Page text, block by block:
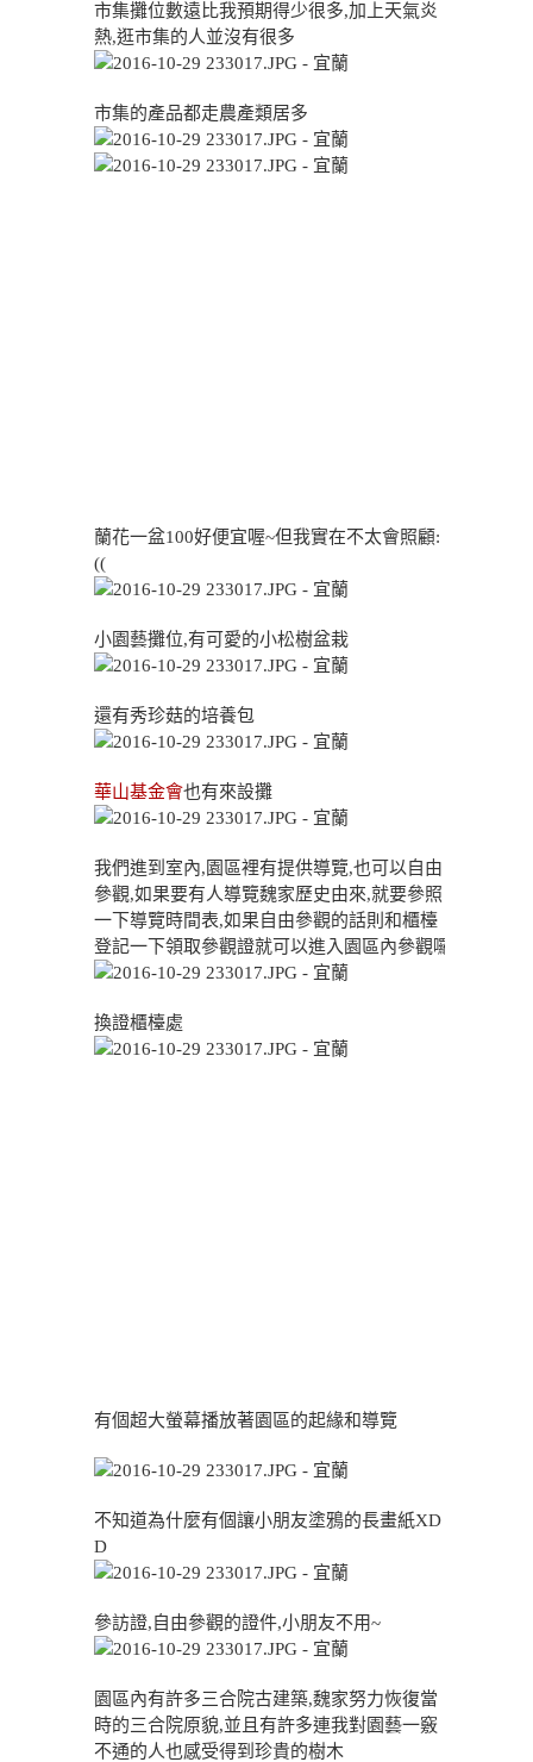
市集攤位數遠比我預期得少很多,加上天氣炎
熱,逛市集的人並沒有很多
市集的產品都走農產類居多
蘭花一盆100好便宜喔~但我實在不太會照顧:
((
小園藝攤位,有可愛的小松樹盆栽
還有秀珍菇的培養包
華山基金會也有來設攤
我們進到室內,園區裡有提供導覽,也可以自由
參觀,如果要有人導覽魏家歷史由來,就要參照
一下導覽時間表,如果自由參觀的話則和櫃檯
登記一下領取參觀證就可以進入園區內參觀囉
換證櫃檯處
有個超大螢幕播放著園區的起緣和導覽
不知道為什麼有個讓小朋友塗鴉的長畫紙XD
D
參訪證,自由參觀的證件,小朋友不用~
園區內有許多三合院古建築,魏家努力恢復當
時的三合院原貌,並且有許多連我對園藝一竅
不通的人也感受得到珍貴的樹木